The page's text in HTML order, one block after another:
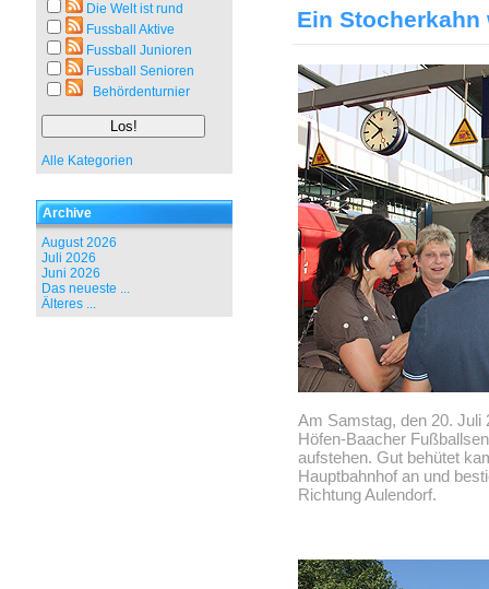
Die Welt ist rund
Fussball Aktive
Fussball Junioren
Fussball Senioren
Behördenturnier
Alle Kategorien
Archive
August 2026
Juli 2026
Juni 2026
Das neueste ...
Älteres ...
Ein Stocherkahn
Am Samstag, den 20. Juli
Höfen-Baacher
aufstehen. Gut behütet
Hauptbahnhof an und
Richtung Aulendorf.